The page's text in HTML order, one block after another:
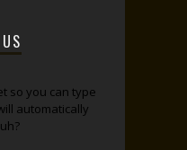
so you can type
automatically